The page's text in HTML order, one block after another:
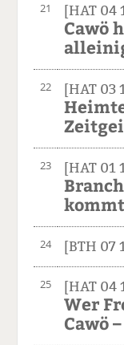
21 [HAT 04
Cawö
22 [HAT 03
23 [HAT 01
24 [BTH 07
25 [HAT 04
Wer
Cawö